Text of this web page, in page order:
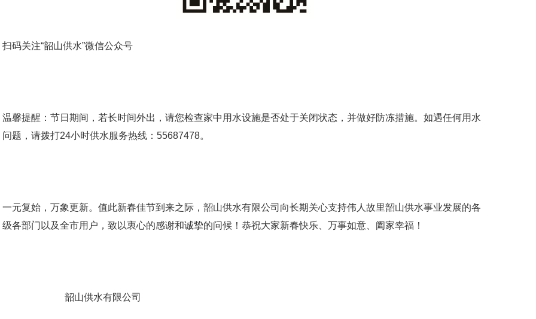
扫码关注“韶山供水”微信公众号
温馨提醒：节日期间，若长时间外出，请您检查家中用水设施是否处于关闭状态，并做好防冻措施。如遇任何用水
问题，请拨打24小时供水服务热线：55687478。
一元复始，万象更新。值此新春佳节到来之际，韶山供水有限公司向长期关心支持伟人故里韶山供水事业发展的各
级各部门以及全市用户，致以衷心的感谢和诚挚的问候！恭祝大家新春快乐、万事如意、阖家幸福！
韶山供水有限公司